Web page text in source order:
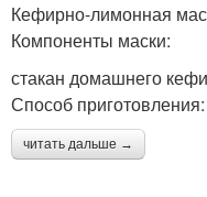
Кефирно-лимонная
Компоненты маски:
стакан домашнего
Способ приготовления:
читать дальше →